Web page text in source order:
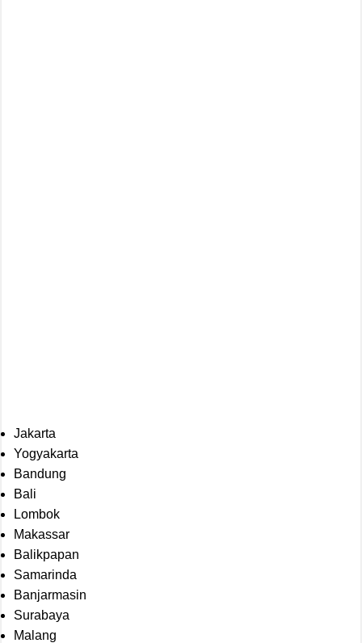
Jakarta
Yogyakarta
Bandung
Bali
Lombok
Makassar
Balikpapan
Samarinda
Banjarmasin
Surabaya
Malang